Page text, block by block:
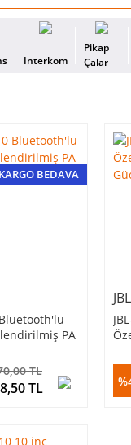
Interkom
Pikap
Çalar
KARGO BEDAVA
PA
TL
TL
JBL